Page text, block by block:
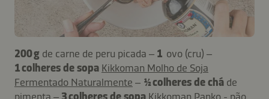
200 g de carne de peru picada – 1 ovo (cru) –
1 colheres de sopa Kikkoman Molho de Soja
Fermentado Naturalmente – ½ colheres de chá de